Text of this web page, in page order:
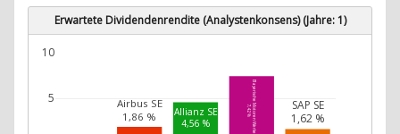
Erwartete Dividendenrendite (Analystenkonsens) (Jahre: 1)
Airbus SE
1,86 % Allianz SE
4,56 % Bayerische Motoren Werke AG
7,42 % SAP SE
1,62 %
5
10